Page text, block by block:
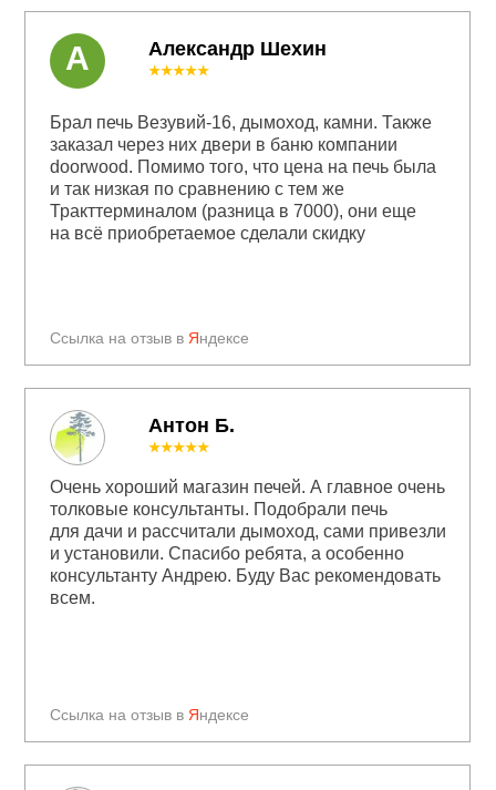
Антон Б.
Александр Шехин
Ссылка на отзыв в Яндексе
★★★★★
Брал печь Везувий-16, дымоход, камни. Также
заказал через них двери в баню компании
doorwood. Помимо того, что цена на печь была
и так низкая по сравнению с тем же
Тракттерминалом (разница в 7000), они еще
на всё приобретаемое сделали скидку
А
Ссылка на отзыв в Яндексе
★★★★★
Очень хороший магазин печей. А главное очень
толковые консультанты. Подобрали печь
для дачи и рассчитали дымоход, сами привезли
и установили. Спасибо ребята, а особенно
консультанту Андрею. Буду Вас рекомендовать
всем.